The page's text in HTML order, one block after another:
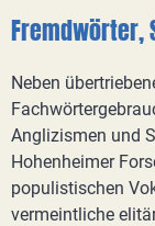
Fremdwörter,
Neben
Anglizismen und
Hohenheimer
populistischen
vermeintliche